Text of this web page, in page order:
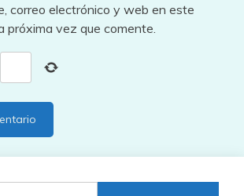
correo electrónico y web en este
próxima vez que comente.